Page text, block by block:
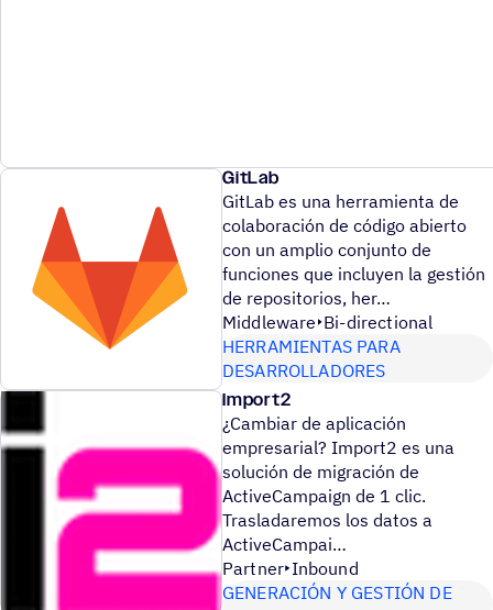
GitLab
GitLab es una herramienta de
colaboración de código abierto
con un amplio conjunto de
funciones que incluyen la gestión
de repositorios, her
Middleware Bi-directional
HERRAMIENTAS PARA
DESARROLLADORES
Import2
¿Cambiar de aplicación
empresarial? Import2 es una
solución de migración de
ActiveCampaign de 1 clic.
Trasladaremos los datos a
ActiveCampai
Partner Inbound
GENERACIÓN Y GESTIÓN DE